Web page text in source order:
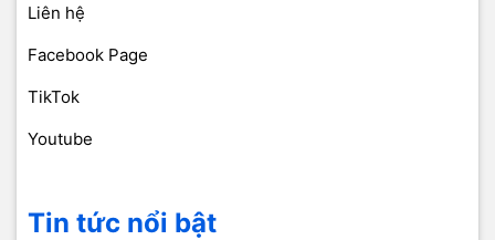
Liên hệ
Facebook Page
TikTok
Youtube
Tin tức nổi bật